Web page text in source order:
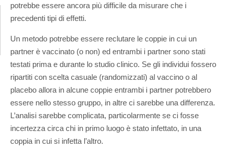
potrebbe essere ancora più difficile da misurare che i
precedenti tipi di effetti.
Un metodo potrebbe essere reclutare le coppie in cui un
partner è vaccinato (o non) ed entrambi i partner sono stati
testati prima e durante lo studio clinico. Se gli individui fossero
ripartiti con scelta casuale (randomizzati) al vaccino o al
placebo allora in alcune coppie entrambi i partner potrebbero
essere nello stesso gruppo, in altre ci sarebbe una differenza.
L’analisi sarebbe complicata, particolarmente se ci fosse
incertezza circa chi in primo luogo è stato infettato, in una
coppia in cui si infetta l’altro.